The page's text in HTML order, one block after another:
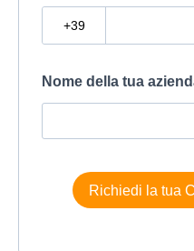
Nome della tua
Richiedi la tua